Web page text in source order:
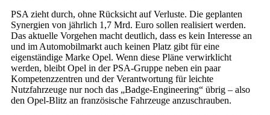
PSA zieht durch, ohne Rücksicht auf Verluste. Die geplanten
Synergien von jährlich 1,7 Mrd. Euro sollen realisiert werden.
Das aktuelle Vorgehen macht deutlich, dass es kein Interesse an
und im Automobilmarkt auch keinen Platz gibt für eine
eigenständige Marke Opel. Wenn diese Pläne verwirklicht
werden, bleibt Opel in der PSA-Gruppe neben ein paar
Kompetenzzentren und der Verantwortung für leichte
Nutzfahrzeuge nur noch das „Badge-Engineering“ übrig – also
den Opel-Blitz an französische Fahrzeuge anzuschrauben.